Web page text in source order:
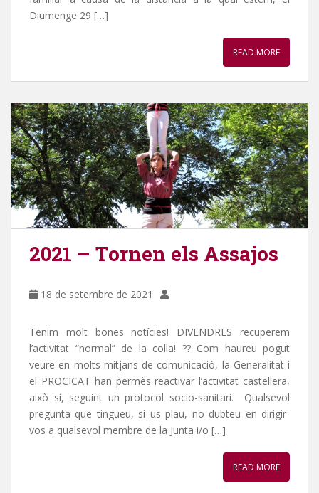
Diumenge 29 […]
READ MORE
2021 – Tornen els Assajos
18 de setembre de 2021
Tenim molt bones notícies! DIVENDRES recuperem
l’activitat “normal” de la colla! ?? Com haureu pogut
veure en molts mitjans de comunicació, la Generalitat i
el PROCICAT han permès reactivar l’activitat castellera,
això sí, seguint un protocol socio-sanitari. Qualsevol
pregunta que tingueu, si us plau, no dubteu en dirigir-
vos a qualsevol membre de la Junta i/o […]
READ MORE